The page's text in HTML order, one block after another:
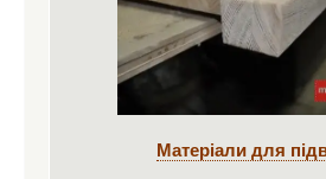
Матеріали для